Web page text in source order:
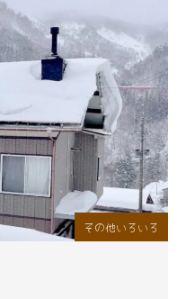
その他いろいろ